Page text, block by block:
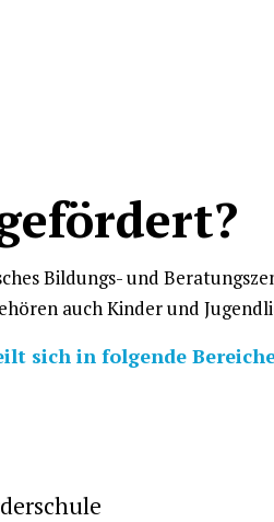
Bildungs- und
auch Kinder und
sich in folgende